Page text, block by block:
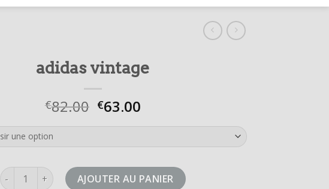
adidas vintage
€82.00 €63.00
quantité de adidas vintageAJOUTER AU PANIER